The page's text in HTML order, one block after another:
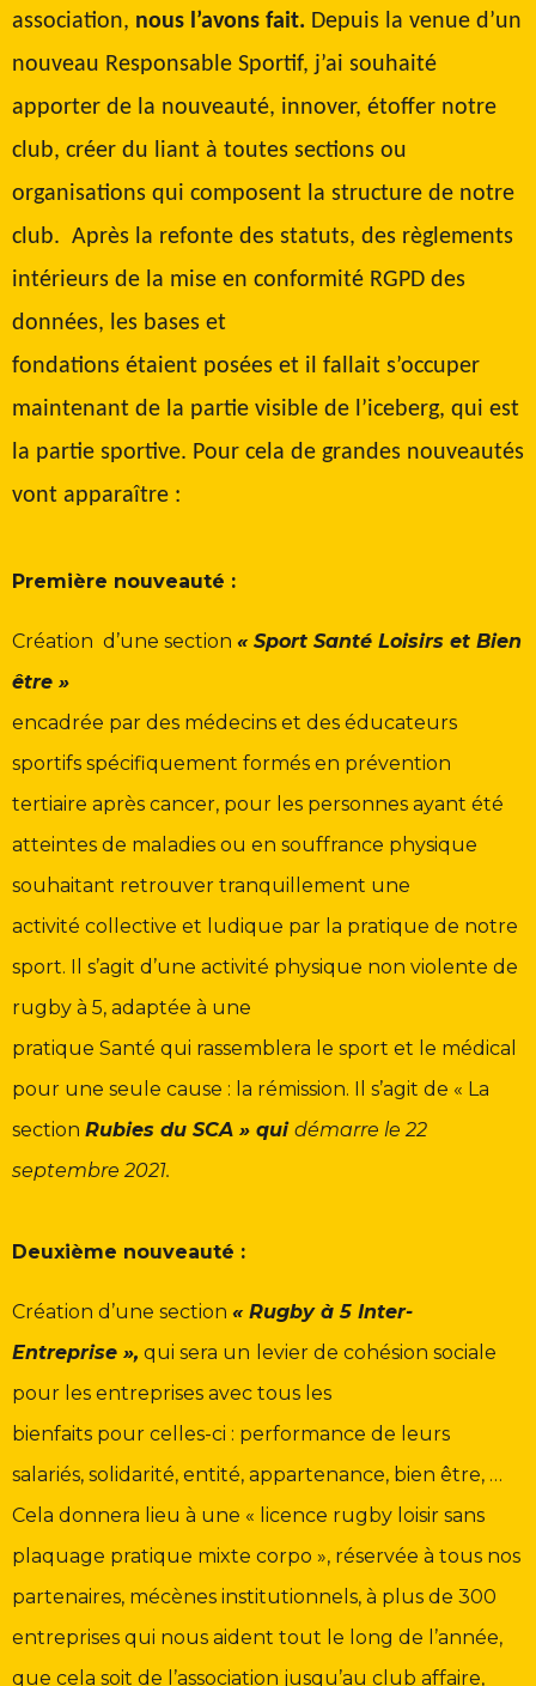
association, nous l’avons fait. Depuis la venue d’un
nouveau Responsable Sportif, j’ai souhaité
apporter de la nouveauté, innover, étoffer notre
club, créer du liant à toutes sections ou
organisations qui composent la structure de notre
club. Après la refonte des statuts, des règlements
intérieurs de la mise en conformité RGPD des
données, les bases et
fondations étaient posées et il fallait s’occuper
maintenant de la partie visible de l’iceberg, qui est
la partie sportive. Pour cela de grandes nouveautés
vont apparaître :
Première nouveauté :
Création d’une section « Sport Santé Loisirs et Bien
être »
encadrée par des médecins et des éducateurs
sportifs spécifiquement formés en prévention
tertiaire après cancer, pour les personnes ayant été
atteintes de maladies ou en souffrance physique
souhaitant retrouver tranquillement une
activité collective et ludique par la pratique de notre
sport. Il s’agit d’une activité physique non violente de
rugby à 5, adaptée à une
pratique Santé qui rassemblera le sport et le médical
pour une seule cause : la rémission. Il s’agit de « La
section Rubies du SCA » qui démarre le 22
septembre 2021.
Deuxième nouveauté :
Création d’une section « Rugby à 5 Inter-
Entreprise », qui sera un levier de cohésion sociale
pour les entreprises avec tous les
bienfaits pour celles-ci : performance de leurs
salariés, solidarité, entité, appartenance, bien être, …
Cela donnera lieu à une « licence rugby loisir sans
plaquage pratique mixte corpo », réservée à tous nos
partenaires, mécènes institutionnels, à plus de 300
entreprises qui nous aident tout le long de l’année,
que cela soit de l’association jusqu’au club affaire,